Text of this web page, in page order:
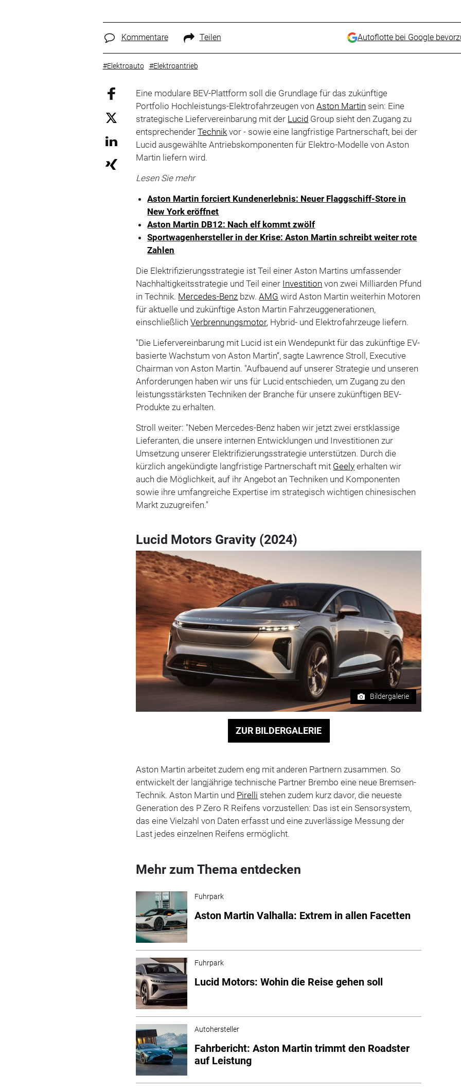
Kommentare Teilen Autoflotte bei Google
#Elektroauto #Elektroantrieb
Eine modulare BEV-Plattform soll die Grundlage für das zukünftige
Portfolio Hochleistungs-Elektrofahrzeugen vonAston Martin sein: Eine
strategische Liefervereinbarung mit der Lucid Group sieht den Zugang zu
entsprechenderTechnik vor - sowie eine langfristige Partnerschaft, bei der
Lucid ausgewählte Antriebskomponenten für Elektro-Modelle von Aston
Martin liefern wird.
Lesen Sie mehr
Aston Martin forciert Kundenerlebnis: Neuer Flaggschiff-Store in
New York eröffnet
Aston Martin DB12: Nach elf kommt zwölf
Sportwagenhersteller in der Krise: Aston Martin schreibt weiter rote
Zahlen
Die Elektrifizierungsstrategie ist Teil einer Aston Martins umfassender
Nachhaltigkeitsstrategie und Teil einer Investition von zwei Milliarden Pfund
in Technik. Mercedes-Benz bzw.AMG wird Aston Martin weiterhin Motoren
für aktuelle und zukünftige Aston Martin Fahrzeuggenerationen,
einschließlichVerbrennungsmotor, Hybrid- und Elektrofahrzeuge liefern.
"Die Liefervereinbarung mit Lucid ist ein Wendepunkt für das zukünftige EV-
basierte Wachstum von Aston Martin“, sagte Lawrence Stroll, Executive
Chairman von Aston Martin. "Aufbauend auf unserer Strategie und unseren
Anforderungen haben wir uns für Lucid entschieden, um Zugang zu den
leistungsstärksten Techniken der Branche für unsere zukünftigen BEV-
Produkte zu erhalten.
Stroll weiter: "Neben Mercedes-Benz haben wir jetzt zwei erstklassige
Lieferanten, die unsere internen Entwicklungen und Investitionen zur
Umsetzung unserer Elektrifizierungsstrategie unterstützen. Durch die
kürzlich angekündigte langfristige Partnerschaft mit Geely erhalten wir
auch die Möglichkeit, auf ihr Angebot an Techniken und Komponenten
sowie ihre umfangreiche Expertise im strategisch wichtigen chinesischen
Markt zuzugreifen."
Lucid Motors Gravity (2024)
Bildergalerie
ZUR BILDERGALERIE
Aston Martin arbeitet zudem eng mit anderen Partnern zusammen. So
entwickelt der langjährige technische Partner Brembo eine neue Bremsen-
Technik. Aston Martin und Pirelli stehen zudem kurz davor, die neueste
Generation des P Zero R Reifens vorzustellen: Das ist ein Sensorsystem,
das eine Vielzahl von Daten erfasst und eine zuverlässige Messung der
Last jedes einzelnen Reifens ermöglicht.
Mehr zum Thema entdecken
Fuhrpark
Aston Martin Valhalla: Extrem in allen Facetten
Fuhrpark
Lucid Motors: Wohin die Reise gehen soll
Autohersteller
Fahrbericht: Aston Martin trimmt den Roadster
auf Leistung